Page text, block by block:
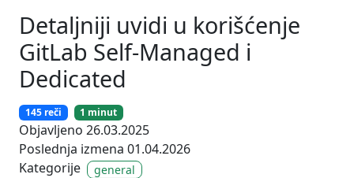
Detaljniji uvidi u korišćenje
GitLab Self-Managed i
Dedicated
145 reči 1 minut
Objavljeno 26.03.2025
Poslednja izmena 01.04.2026
Kategorije
general